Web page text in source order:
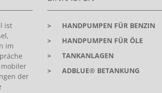
ist
im
der
>
HANDPUMPEN FÜR BENZIN
>
HANDPUMPEN FÜR ÖLE
>
TANKANLAGEN
>
ADBLUE® BETANKUNG